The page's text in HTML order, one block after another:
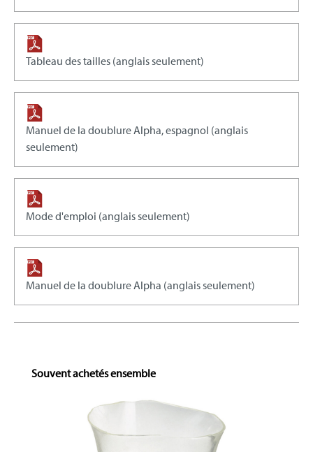
Tableau des tailles (anglais seulement)
Manuel de la doublure Alpha, espagnol (anglais
seulement)
Mode d'emploi (anglais seulement)
Manuel de la doublure Alpha (anglais seulement)
Skip product gallery
Souvent achetés ensemble